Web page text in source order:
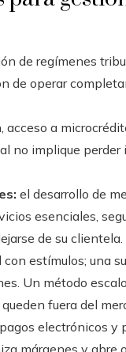
de regímenes
de operar
acceso a
no implique
el desarrollo de
esenciales,
de su clientela.
estímulos; una
Un método
fuera del
electrónicos y
márgenes y abre